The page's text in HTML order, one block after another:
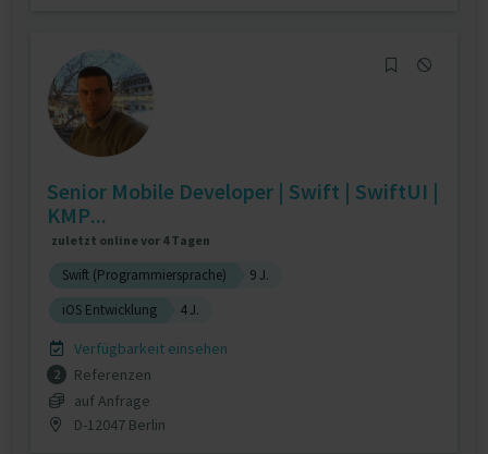
Senior Mobile Developer | Swift | SwiftUI |
KMP...
zuletzt online vor 4 Tagen
Swift (Programmiersprache)
9 J.
iOS Entwicklung
4 J.
Verfügbarkeit einsehen
2
Referenzen
auf Anfrage
D-12047 Berlin